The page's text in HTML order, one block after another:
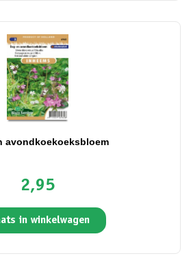
avondkoekoeksbloem
2,95
in winkelwagen